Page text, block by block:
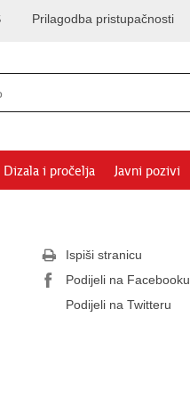
Prilagodba pristupačnosti
Dizala i pročelja Javni pozivi
Ispiši stranicu
Podijeli na Facebooku
Podijeli na Twitteru